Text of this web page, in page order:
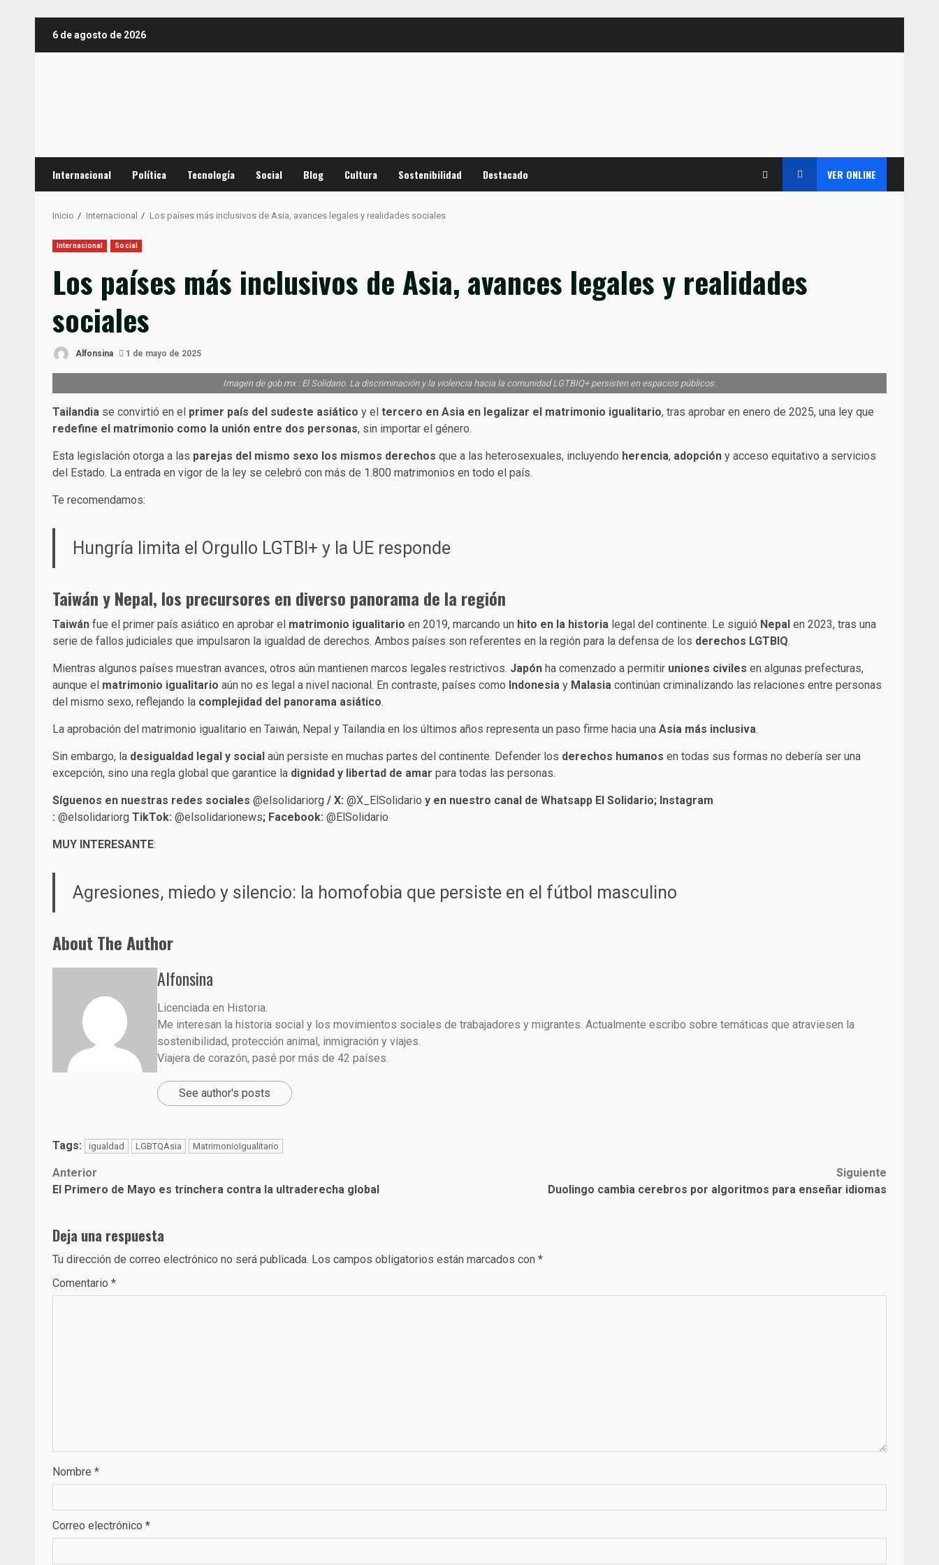
6 de agosto de 2026
Internacional Política Tecnología Social Blog Cultura Sostenibilidad Destacado VER ONLINE
Inicio Internacional Los países más inclusivos de Asia, avances legales y realidades sociales
Internacional Social
Los países más inclusivos de Asia, avances legales y realidades
sociales
Alfonsina 1 de mayo de 2025
Imagen de gob.mx : El Solidario. La discriminación y la violencia hacia la comunidad LGTBIQ+ persisten en espacios públicos.
Tailandia se convirtió en el primer país del sudeste asiático y el tercero en Asia en legalizar el matrimonio igualitario, tras aprobar en enero de 2025, una ley que
redefine el matrimonio como la unión entre dos personas, sin importar el género.
Esta legislación otorga a las parejas del mismo sexo los mismos derechos que a las heterosexuales, incluyendo herencia, adopción y acceso equitativo a servicios
del Estado. La entrada en vigor de la ley se celebró con más de 1.800 matrimonios en todo el país.
Te recomendamos:
Hungría limita el Orgullo LGTBI+ y la UE responde
Taiwán y Nepal, los precursores en diverso panorama de la región
Taiwán fue el primer país asiático en aprobar el matrimonio igualitario en 2019, marcando un hito en la historia legal del continente. Le siguió Nepal en 2023, tras una
serie de fallos judiciales que impulsaron la igualdad de derechos. Ambos países son referentes en la región para la defensa de los derechos LGTBIQ.
Mientras algunos países muestran avances, otros aún mantienen marcos legales restrictivos. Japón ha comenzado a permitir uniones civiles en algunas prefecturas,
aunque el matrimonio igualitario aún no es legal a nivel nacional. En contraste, países como Indonesia y Malasia continúan criminalizando las relaciones entre personas
del mismo sexo, reflejando la complejidad del panorama asiático.
La aprobación del matrimonio igualitario en Taiwán, Nepal y Tailandia en los últimos años representa un paso firme hacia una Asia más inclusiva.
Sin embargo, la desigualdad legal y social aún persiste en muchas partes del continente. Defender los derechos humanos en todas sus formas no debería ser una
excepción, sino una regla global que garantice la dignidad y libertad de amar para todas las personas.
Síguenos en nuestras redes sociales @elsolidariorg / X: @X_ElSolidario y en nuestro canal de Whatsapp El Solidario; Instagram
: @elsolidariorg TikTok: @elsolidarionews; Facebook: @ElSolidario
MUY INTERESANTE:
Agresiones, miedo y silencio: la homofobia que persiste en el fútbol masculino
About The Author
Alfonsina
Licenciada en Historia.
Me interesan la historia social y los movimientos sociales de trabajadores y migrantes. Actualmente escribo sobre temáticas que atraviesen la
sostenibilidad, protección animal, inmigración y viajes.
Viajera de corazón, pasé por más de 42 países.
See author's posts
Tags: igualdad LGBTQAsia MatrimonioIgualitario
Post
Anterior
El Primero de Mayo es trinchera contra la ultraderecha global
Siguiente
Duolingo cambia cerebros por algoritmos para enseñar idiomas
Deja una respuesta
Tu dirección de correo electrónico no será publicada. Los campos obligatorios están marcados con *
Comentario *
Nombre *
Correo electrónico *